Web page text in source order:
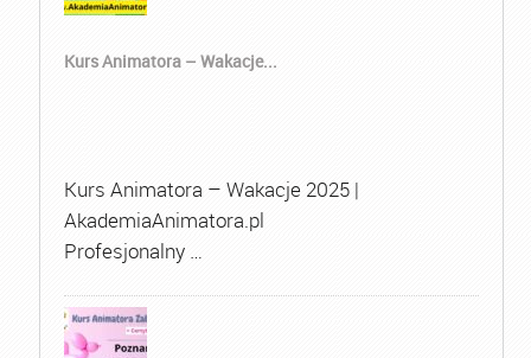
Kurs Animatora – Wakacje...
Kurs Animatora – Wakacje 2025 |
AkademiaAnimatora.pl
Profesjonalny …